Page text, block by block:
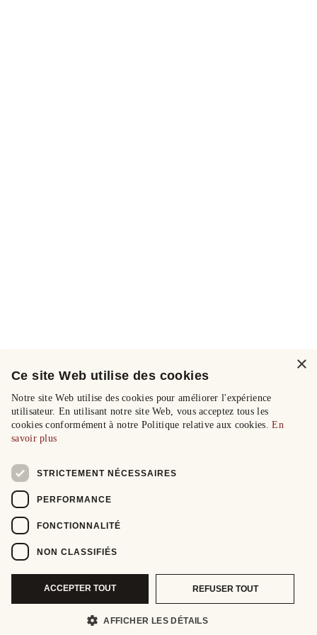
×
Ce site Web utilise des cookies
Notre site Web utilise des cookies pour améliorer l'expérience
utilisateur. En utilisant notre site Web, vous acceptez tous les
cookies conformément à notre Politique relative aux cookies.En
savoir plus
STRICTEMENT NÉCESSAIRES
PERFORMANCE
FONCTIONNALITÉ
NON CLASSIFIÉS
ACCEPTER TOUT REFUSER TOUT
AFFICHER LES DÉTAILS